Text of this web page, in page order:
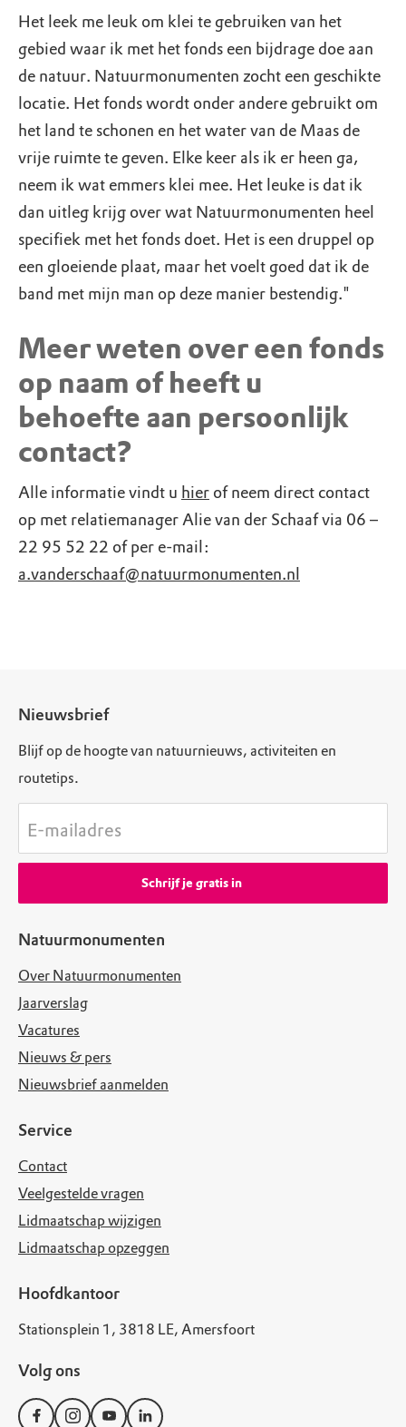
Het leek me leuk om klei te gebruiken van het
gebied waar ik met het fonds een bijdrage doe aan
de natuur. Natuurmonumenten zocht een geschikte
locatie. Het fonds wordt onder andere gebruikt om
het land te schonen en het water van de Maas de
vrije ruimte te geven. Elke keer als ik er heen ga,
neem ik wat emmers klei mee. Het leuke is dat ik
dan uitleg krijg over wat Natuurmonumenten heel
specifiek met het fonds doet. Het is een druppel op
een gloeiende plaat, maar het voelt goed dat ik de
band met mijn man op deze manier bestendig."
Meer weten over een fonds
op naam of heeft u
behoefte aan persoonlijk
contact?
Alle informatie vindt u hier of neem direct contact
op met relatiemanager Alie van der Schaaf via 06 –
22 95 52 22 of per e-mail:
a.vanderschaaf@natuurmonumenten.nl
Natuurmonumenten
Over Natuurmonumenten
Jaarverslag
Vacatures
Nieuws & pers
Nieuwsbrief aanmelden
Service
Contact
Veelgestelde vragen
Lidmaatschap wijzigen
Lidmaatschap opzeggen
Hoofdkantoor
Stationsplein 1, 3818 LE, Amersfoort
Volg ons
Nieuwsbrief
Blijf op de hoogte van natuurnieuws, activiteiten en
routetips.
E-mailadres
Schrijf je gratis in